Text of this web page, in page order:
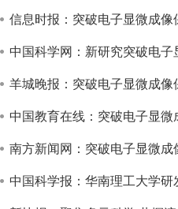
信息时报：突破电子显微成
中国科学网：新研究突破电子
羊城晚报：突破电子显微成
中国教育在线：突破电子显
南方新闻网：突破电子显微
中国科学报：华南理工大学研